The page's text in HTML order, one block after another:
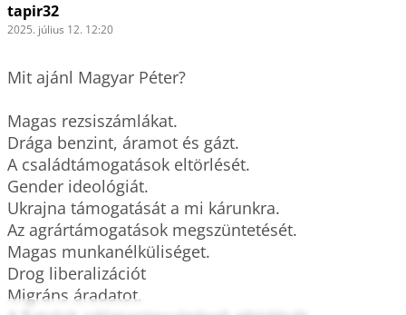
tapir32
2025. július 12. 12:20
Mit ajánl Magyar Péter?
Magas rezsiszámlákat.
Drága benzint, áramot és gázt.
A családtámogatások eltörlését.
Gender ideológiát.
Ukrajna támogatását a mi kárunkra.
Az agrártámogatások megszüntetését.
Magas munkanélküliséget.
Drog liberalizációt
Migráns áradatot.